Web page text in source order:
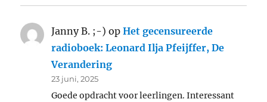
Janny B. ;-) opHet gecensureerde
radioboek: Leonard Ilja Pfeijffer, De
Verandering
23 juni, 2025
Goede opdracht voor leerlingen. Interessant